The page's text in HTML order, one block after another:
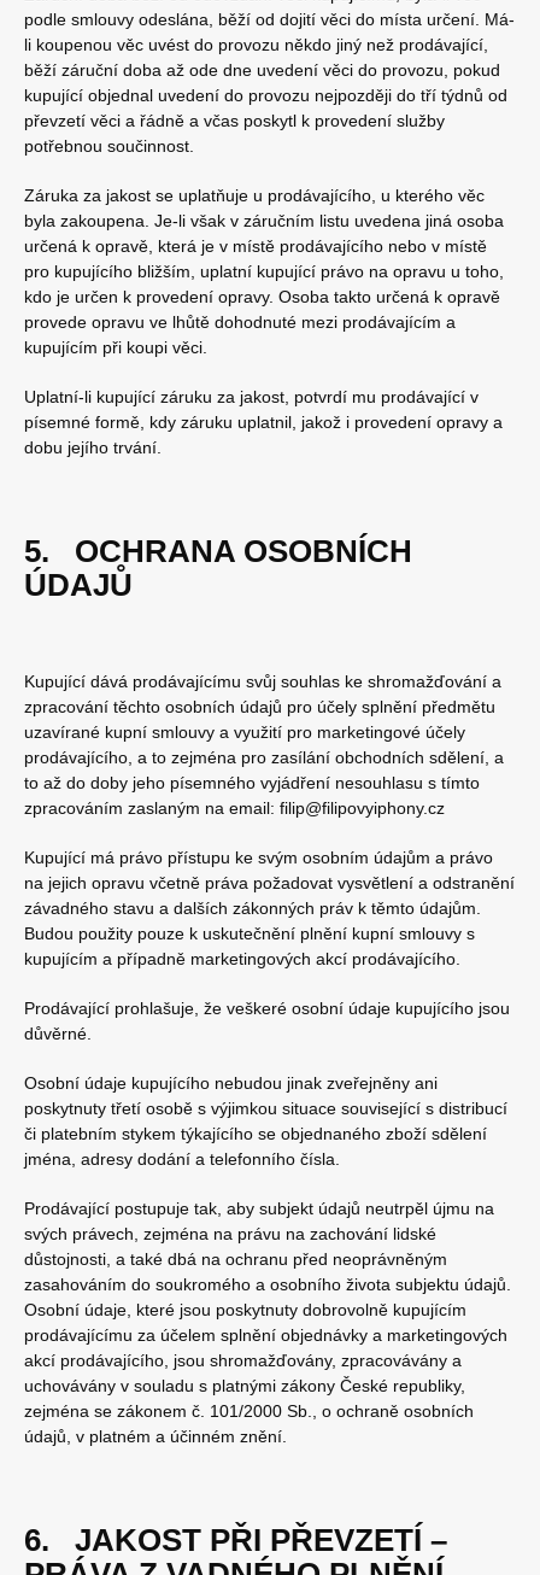
podle smlouvy odeslána, běží od dojití věci do místa určení. Má-
li koupenou věc uvést do provozu někdo jiný než prodávající,
běží záruční doba až ode dne uvedení věci do provozu, pokud
kupující objednal uvedení do provozu nejpozději do tří týdnů od
převzetí věci a řádně a včas poskytl k provedení služby
potřebnou součinnost.
Záruka za jakost se uplatňuje u prodávajícího, u kterého věc
byla zakoupena. Je-li však v záručním listu uvedena jiná osoba
určená k opravě, která je v místě prodávajícího nebo v místě
pro kupujícího bližším, uplatní kupující právo na opravu u toho,
kdo je určen k provedení opravy. Osoba takto určená k opravě
provede opravu ve lhůtě dohodnuté mezi prodávajícím a
kupujícím při koupi věci.
Uplatní-li kupující záruku za jakost, potvrdí mu prodávající v
písemné formě, kdy záruku uplatnil, jakož i provedení opravy a
dobu jejího trvání.
5. OCHRANA OSOBNÍCH
ÚDAJŮ
Kupující dává prodávajícímu svůj souhlas ke shromažďování a
zpracování těchto osobních údajů pro účely splnění předmětu
uzavírané kupní smlouvy a využití pro marketingové účely
prodávajícího, a to zejména pro zasílání obchodních sdělení, a
to až do doby jeho písemného vyjádření nesouhlasu s tímto
zpracováním zaslaným na email: filip@filipovyiphony.cz
Kupující má právo přístupu ke svým osobním údajům a právo
na jejich opravu včetně práva požadovat vysvětlení a odstranění
závadného stavu a dalších zákonných práv k těmto údajům.
Budou použity pouze k uskutečnění plnění kupní smlouvy s
kupujícím a případně marketingových akcí prodávajícího.
Prodávající prohlašuje, že veškeré osobní údaje kupujícího jsou
důvěrné.
Osobní údaje kupujícího nebudou jinak zveřejněny ani
poskytnuty třetí osobě s výjimkou situace související s distribucí
či platebním stykem týkajícího se objednaného zboží sdělení
jména, adresy dodání a telefonního čísla.
Prodávající postupuje tak, aby subjekt údajů neutrpěl újmu na
svých právech, zejména na právu na zachování lidské
důstojnosti, a také dbá na ochranu před neoprávněným
zasahováním do soukromého a osobního života subjektu údajů.
Osobní údaje, které jsou poskytnuty dobrovolně kupujícím
prodávajícímu za účelem splnění objednávky a marketingových
akcí prodávajícího, jsou shromažďovány, zpracovávány a
uchovávány v souladu s platnými zákony České republiky,
zejména se zákonem č. 101/2000 Sb., o ochraně osobních
údajů, v platném a účinném znění.
6. JAKOST PŘI PŘEVZETÍ –